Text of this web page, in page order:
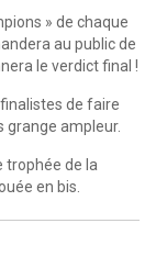
» de chaque
au public de
le verdict final !
de faire
grange ampleur.
trophée de la
en bis.